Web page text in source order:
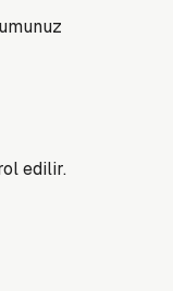
edilir.